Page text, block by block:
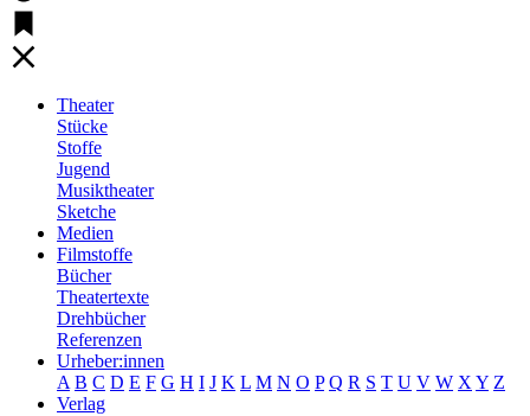
Theater
Stücke
Stoffe
Jugend
Musiktheater
Sketche
Medien
Filmstoffe
Bücher
Theatertexte
Drehbücher
Referenzen
Urheber:innen
A B C D E F G H I J K L M N O P Q R S T U V W X Y Z
Verlag